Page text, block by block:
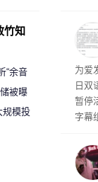
称
器、
事
行官
容体
为爱
日双
暂停
字幕
竹知
“余音
被曝
地
规模投